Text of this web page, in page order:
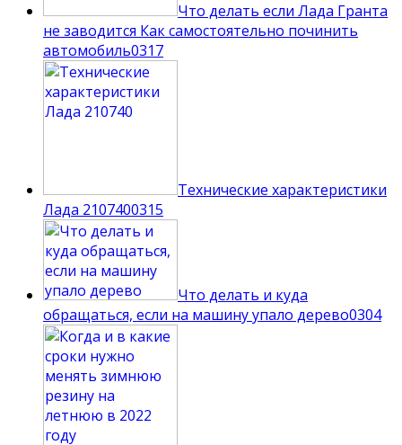
Что делать если Лада Гранта
не заводится Как самостоятельно починить
автомобиль0317
Технические характеристики
Лада 2107400315
Что делать и куда
обращаться, если на машину упало дерево0304